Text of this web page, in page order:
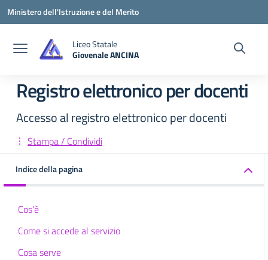
Vai ai contenuti
Vai al menu di navigazione
Vai al footer
Ministero dell'Istruzione e del Merito
Liceo Statale
Giovenale ANCINA
Registro elettronico per docenti
Accesso al registro elettronico per docenti
Stampa / Condividi
Indice della pagina
Cos'è
Come si accede al servizio
Cosa serve